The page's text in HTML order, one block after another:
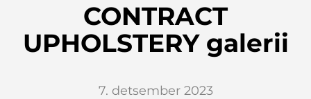
CONTRACT
UPHOLSTERY galerii
7. detsember 2023